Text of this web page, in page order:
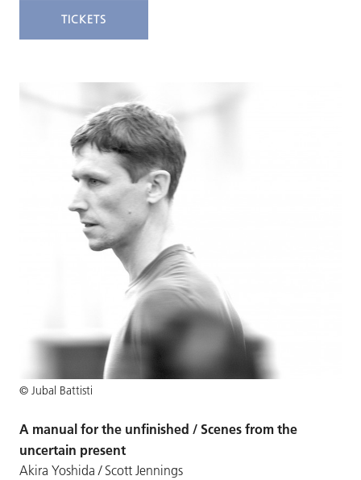
© Jubal Battisti
A manual for the unfinished / Scenes from the
uncertain present
Akira Yoshida / Scott Jennings
TICKETS